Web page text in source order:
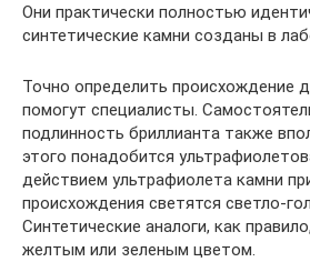
Они практически полностью
синтетические камни созданы в
Точно определить происхождение
помогут специалисты.
подлинность бриллианта также
этого понадобится
действием ультрафиолета камни
происхождения светятся светло-
Синтетические аналоги, как
желтым или зеленым цветом.